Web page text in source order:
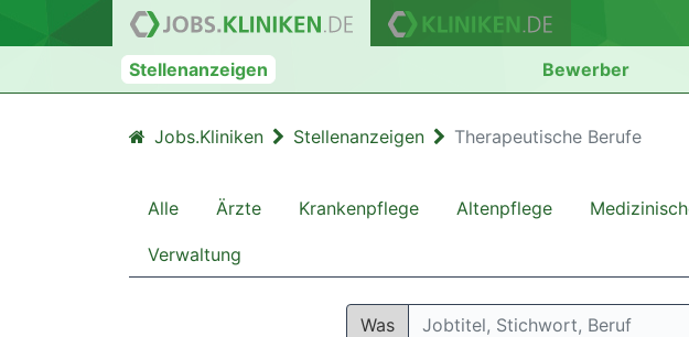
Stellenanzeigen Bewerber
Jobs.Kliniken Stellenanzeigen Therapeutische Berufe
Alle Ärzte Krankenpflege Altenpflege
Verwaltung
Was